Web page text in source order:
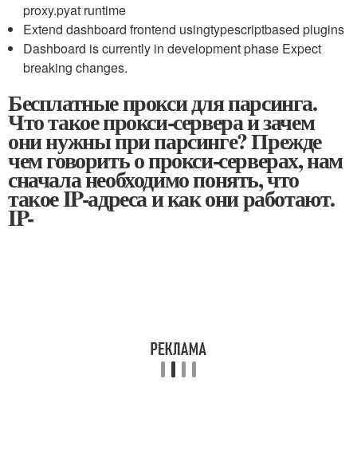
proxy.pyat runtime
Extend dashboard frontend usingtypescriptbased plugins
Dashboard is currently in development phase Expect
breaking changes.
Бесплатные прокси для парсинга.
Что такое прокси-сервера и зачем
они нужны при парсинге? Прежде
чем говорить о прокси-серверах, нам
сначала необходимо понять, что
такое IP-адреса и как они работают.
IP-